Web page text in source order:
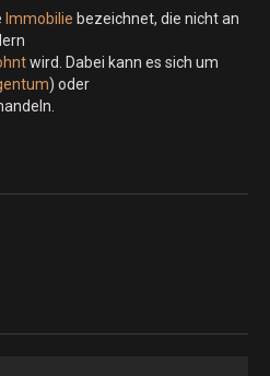
Immobilie bezeichnet, die nicht an
wird. Dabei kann es sich um
) oder